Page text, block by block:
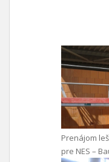
Prenájom
pre NES –